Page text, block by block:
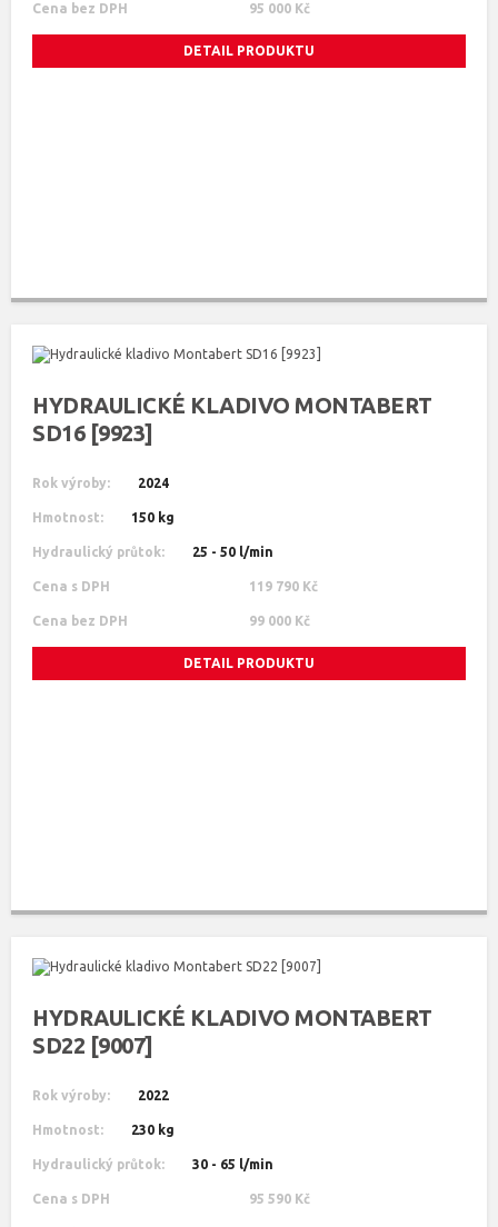
Cena bez DPH 95 000 Kč
DETAIL PRODUKTU
HYDRAULICKÉ KLADIVO MONTABERT
SD16 [9923]
Rok výroby: 2024
Hmotnost: 150 kg
Hydraulický průtok: 25 - 50 l/min
Cena s DPH 119 790 Kč
Cena bez DPH 99 000 Kč
DETAIL PRODUKTU
HYDRAULICKÉ KLADIVO MONTABERT
SD22 [9007]
Rok výroby: 2022
Hmotnost: 230 kg
Hydraulický průtok: 30 - 65 l/min
Cena s DPH 95 590 Kč